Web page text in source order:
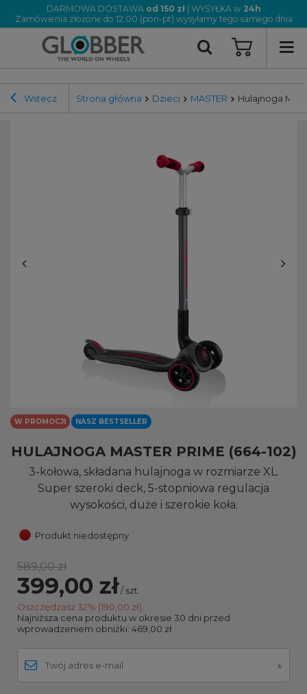
DARMOWA DOSTAWA od 150 zł| WYSYŁKA w 24h
Zamówienia złożone do 12:00 (pon-pt) wysyłamy tego samego dnia
Wstecz Strona główna Dzieci MASTER Hulajnoga
HULAJNOGA MASTER PRIME (664-102)
3-kołowa, składana hulajnoga w rozmiarze XL.
Super szeroki deck, 5-stopniowa regulacja
wysokości, duże i szerokie koła.
W PROMOCJI NASZ BESTSELLER
Produkt niedostępny
589,00 zł
399,00 zł/szt.
Oszczędzasz 32% (190,00 zł).
Najniższa cena produktu w okresie 30 dni przed
wprowadzeniem obniżki: 469,00 zł